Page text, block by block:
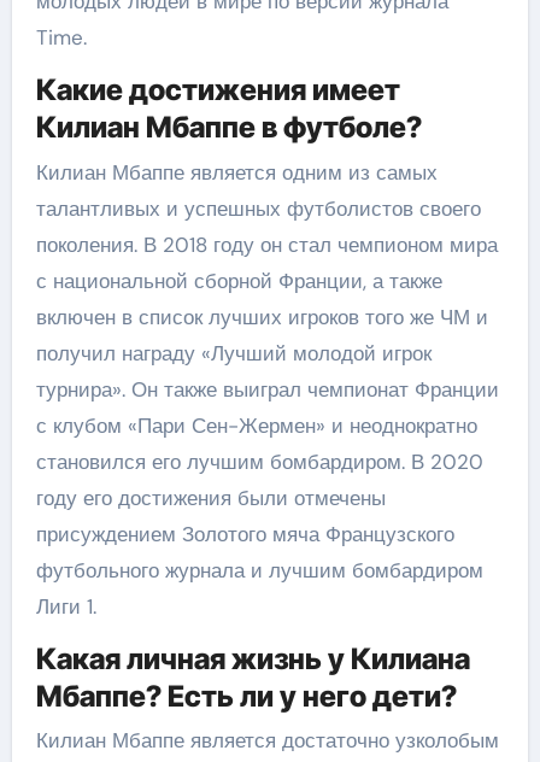
Time.
Какие достижения имеет
Килиан Мбаппе в футболе?
Килиан Мбаппе является одним из самых
талантливых и успешных футболистов своего
поколения. В 2018 году он стал чемпионом мира
с национальной сборной Франции, а также
включен в список лучших игроков того же ЧМ и
получил награду «Лучший молодой игрок
турнира». Он также выиграл чемпионат Франции
с клубом «Пари Сен-Жермен» и неоднократно
становился его лучшим бомбардиром. В 2020
году его достижения были отмечены
присуждением Золотого мяча Французского
футбольного журнала и лучшим бомбардиром
Лиги 1.
Какая личная жизнь у Килиана
Мбаппе? Есть ли у него дети?
Килиан Мбаппе является достаточно узколобым